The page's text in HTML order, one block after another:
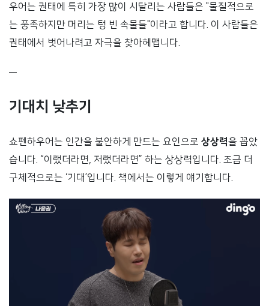
우어는 권태에 특히 가장 많이 시달리는 사람들은 "물질적으로
는 풍족하지만 머리는 텅 빈 속물들"이라고 합니다. 이 사람들은
권태에서 벗어나려고 자극을 찾아헤맵니다.
—
기대치 낮추기
쇼펜하우어는 인간을 불안하게 만드는 요인으로 상상력을 꼽았
습니다. “이랬더라면, 저랬더라면” 하는 상상력입니다. 조금 더
구체적으로는 ‘기대’입니다. 책에서는 이렇게 얘기합니다.